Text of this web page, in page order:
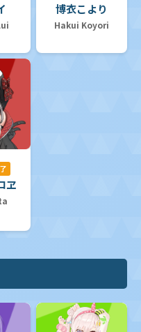
博衣こより
Hakui Koyori
ヱ